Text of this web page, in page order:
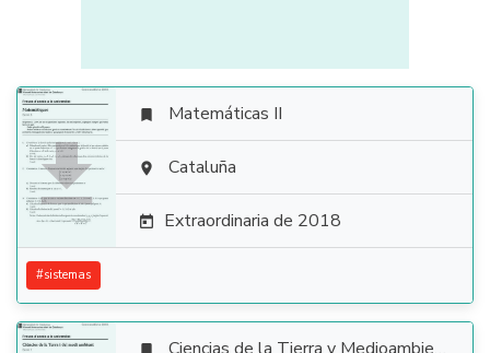

 Matemáticas II
 Cataluña
 Extraordinaria de 2018
#sistemas